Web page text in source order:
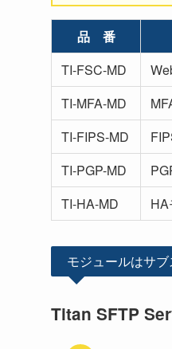
品 番
TI-FSC-MD
TI-MFA-MD
TI-FIPS-MD
TI-PGP-MD
TI-HA-MD
モジュールはサ
Titan SFTP